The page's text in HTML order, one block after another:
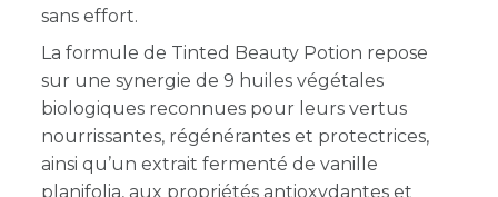
sans effort.
La formule de Tinted Beauty Potion repose
sur une synergie de 9 huiles végétales
biologiques reconnues pour leurs vertus
nourrissantes, régénérantes et protectrices,
ainsi qu’un extrait fermenté de vanille
planifolia, aux propriétés antioxydantes et